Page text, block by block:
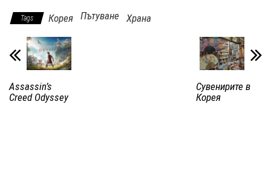
Tags Корея Пътуване Храна
Assassin’s
Creed Odyssey
Сувенирите в
Корея